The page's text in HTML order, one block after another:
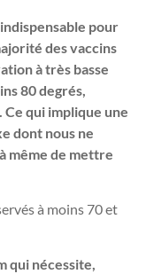
pour
des vaccins
à très basse
80 degrés,
qui implique une
dont nous ne
même de mettre
à moins 70 et
qui nécessite,